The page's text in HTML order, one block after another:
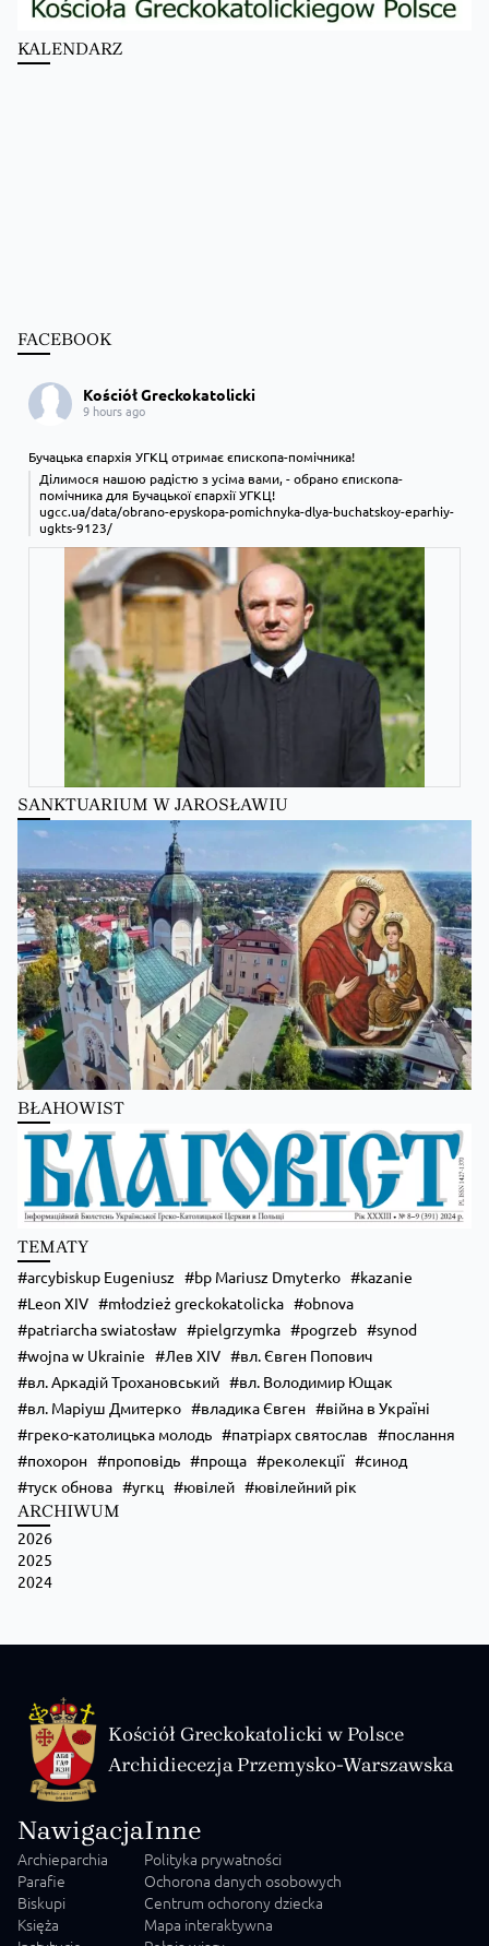
KALENDARZ
FACEBOOK
Kościół Greckokatolicki
9 hours ago
Бучацька єпархія УГКЦ отримає єпископа-помічника!
Ділимося нашою радістю з усіма вами, - обрано єпископа-
помічника для Бучацької єпархії УГКЦ!
ugcc.ua/data/obrano-epyskopa-pomichnyka-dlya-buchatskoy-eparhiy-
ugkts-9123/
Zobacz na Facebooku
Kościół GreckokatolickiKościół Greckokatolicki
zmienił(a) swój status.
10 hours ago
Zobacz na Facebooku · Udostępnij
Kościół Greckokatolicki
2 days ago
Школи Християнського Аніматора (ШХА)
✨ Хочеш не просто проводити час, а зростати у вірі, відкривати свої
таланти та навчитися надихати інших?
Запрошуємо тебе до Школи Християнського Аніматора (ШХА) —
місця, де формується нове покоління християнських лідерів.
💙 На тебе чекає:
• формація, яка допоможе зміцнити віру;
• практичні навички для організації зустрічей, т
... Zobacz więcej
SANKTUARIUM W JAROSŁAWIU
BŁAHOWIST
TEMATY
arcybiskup Eugeniusz bp Mariusz Dmyterko
kazanie
Leon XIV
młodzież greckokatolicka
obnova
patriarcha swiatosław
pielgrzymka pogrzeb
synod
wojna w Ukrainie
Лев XIV
вл. Євген Попович
вл. Аркадій Трохановський
вл. Володимир Ющак
вл. Маріуш Дмитерко
владика Євген
війна в Україні
греко-католицька молодь
патріарх святослав
послання
похорон
проповідь проща реколекції
синод
туск обнова
угкц ювілей ювілейний рік
ARCHIWUM
2026
2025
2024
Kościół Greckokatolicki w Polsce
Archidiecezja Przemysko-Warszawska
Nawigacja
Archieparchia
Parafie
Biskupi
Księża
Inne
Polityka prywatności
Ochorona danych osobowych
Centrum ochorony dziecka
Mapa interaktywna